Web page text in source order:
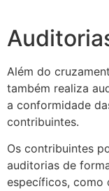
Além do
também realiza
a conformidade
contribuintes.
Os contribuintes
auditorias de
específicos, como